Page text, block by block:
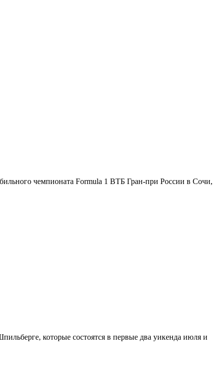
чемпионата Formula 1 ВТБ Гран-при России в Сочи,
которые состоятся в первые два уикенда июля и